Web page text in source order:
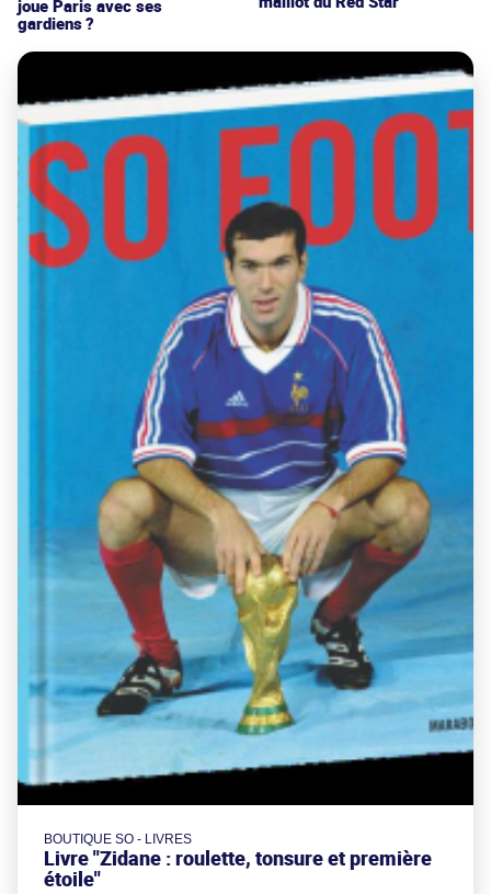
joue Paris avec ses
gardiens ?
BOUTIQUE SO - LIVRES
Livre "Zidane : roulette, tonsure et première
étoile"